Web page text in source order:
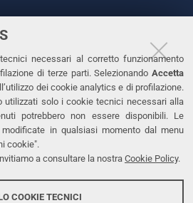
necessari al corretto funzionamento
di terze parti. Selezionando Accetta
dei cookie analytics e di profilazione.
utilizzati solo i cookie tecnici necessari alla
potrebbero non essere disponibili. Le
in qualsiasi momento dal menu
cookie".
a consultare la nostra Cookie Policy.
COOKIE TECNICI
293111
293031
di accessibilità